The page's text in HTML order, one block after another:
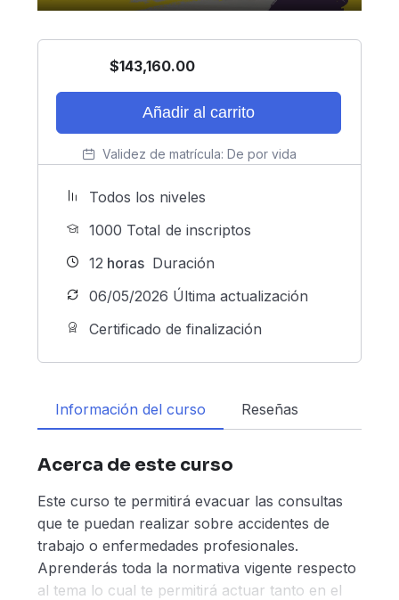
Play
Mute
Settings
Enter
$143,160.00
Añadir al carrito
Validez de matrícula: De por vida
Todos los niveles
1000 TotaI de inscriptos
12 horas Duración
06/05/2026 Última actualización
Certificado de finalización
Información del curso Reseñas
Acerca de este curso
Este curso te permitirá evacuar las consultas
que te puedan realizar sobre accidentes de
trabajo o enfermedades profesionales.
Aprenderás toda la normativa vigente respecto
al tema lo cual te permitirá actuar tanto en el